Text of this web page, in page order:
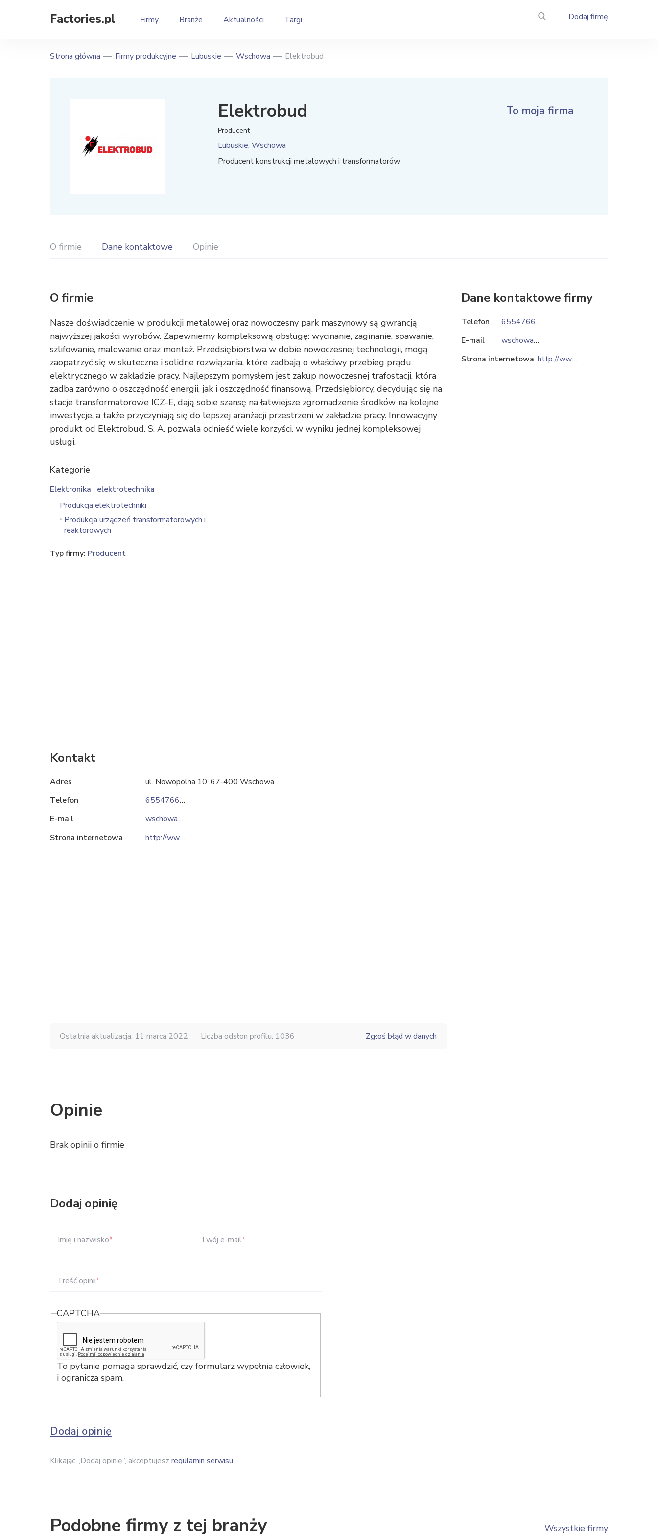
Factories.pl Firmy Branże Aktualności Targi Dodaj firmę
Strona główna Firmy produkcyjne Lubuskie Wschowa Elektrobud
Elektrobud
Producent
Lubuskie, Wschowa
Producent konstrukcji metalowych i transformatorów
To moja firma
O firmie Dane kontaktowe Opinie
O firmie
Nasze doświadczenie w produkcji metalowej oraz nowoczesny park maszynowy są gwrancją
najwyższej jakości wyrobów. Zapewniemy kompleksową obsługę: wycinanie, zaginanie, spawanie,
szlifowanie, malowanie oraz montaż. Przedsiębiorstwa w dobie nowoczesnej technologii, mogą
zaopatrzyć się w skuteczne i solidne rozwiązania, które zadbają o właściwy przebieg prądu
elektrycznego w zakładzie pracy. Najlepszym pomysłem jest zakup nowoczesnej trafostacji, która
zadba zarówno o oszczędność energii, jak i oszczędność finansową. Przedsiębiorcy, decydując się na
stacje transformatorowe ICZ-E, dają sobie szansę na łatwiejsze zgromadzenie środków na kolejne
inwestycje, a także przyczyniają się do lepszej aranżacji przestrzeni w zakładzie pracy. Innowacyjny
produkt od Elektrobud. S. A. pozwala odnieść wiele korzyści, w wyniku jednej kompleksowej
usługi.
Kategorie
Elektronika i elektrotechnika
Produkcja elektrotechniki
Produkcja urządzeń transformatorowych i
reaktorowych
Typ firmy: Producent
Kontakt
Adres
ul. Nowopolna 10, 67-400 Wschowa
Telefon
655476600
E-mail
wschowa@elektrobud.pl
Strona internetowa
http://www.elektrobud.pl
Ostatnia aktualizacja: 11 marca 2022 Liczba odsłon profilu: 1036 Zgłoś błąd w danych
Opinie
Brak opinii o firmie
Dodaj opinię
Imię i nazwisko* Twój e-mail*
Treść opinii*
CAPTCHA
To pytanie pomaga sprawdzić, czy formularz wypełnia człowiek,
i ogranicza spam.
Dodaj opinię
Klikając „Dodaj opinię”, akceptujesz regulamin serwisu.
Dane kontaktowe firmy
Telefon
655476600
E-mail
wschowa@elektrobud.pl
Strona internetowa
http://www.elektrobud.pl
Podobne firmy z tej branży Wszystkie firmy